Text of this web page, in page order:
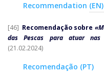
Recommendation (EN)
[46] Recomendação sobre
das Pescas para atuar nas
(21.02.2024)
Recomendação (PT)